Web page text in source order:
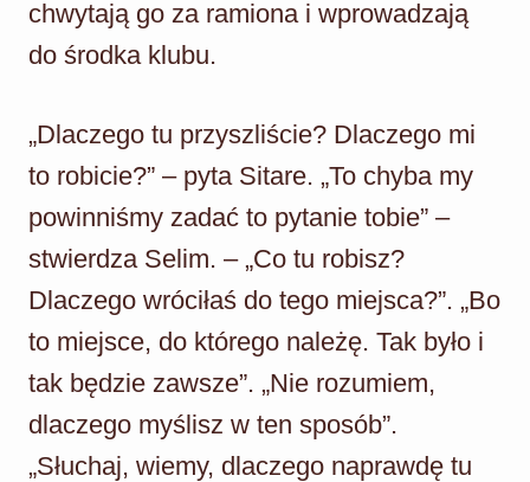
chwytają go za ramiona i wprowadzają
do środka klubu.
„Dlaczego tu przyszliście? Dlaczego mi
to robicie?” – pyta Sitare. „To chyba my
powinniśmy zadać to pytanie tobie” –
stwierdza Selim. – „Co tu robisz?
Dlaczego wróciłaś do tego miejsca?”. „Bo
to miejsce, do którego należę. Tak było i
tak będzie zawsze”. „Nie rozumiem,
dlaczego myślisz w ten sposób”.
„Słuchaj, wiemy, dlaczego naprawdę tu